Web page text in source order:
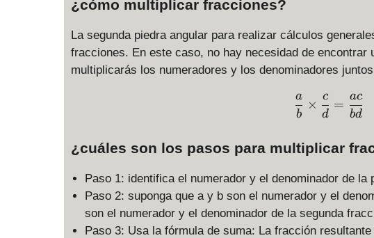
¿cómo multiplicar fracciones?
La segunda piedra angular para realizar cálculos
fracciones. En este caso, no hay necesidad de encontrar
multiplicarás los numeradores y los denominadores
b
a
×
d
c
=
bd
ac
¿cuáles son los pasos para multiplicar
Paso 1: identifica el numerador y el denominador de
Paso 2: suponga que a y b son el numerador y el
son el numerador y el denominador de la segunda
Paso 3: Usa la fórmula de suma: La fracción